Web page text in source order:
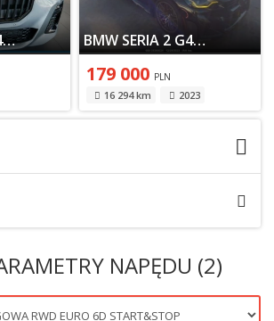
BMW SERIA 2 G42-U06 2023 BMW SERIA 2 G42-U06 2023
179 000 PLN
16 294 km 2023
NAPĘDU (2)